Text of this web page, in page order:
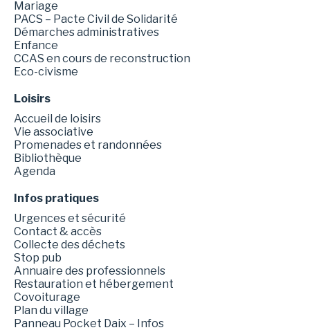
Mariage
PACS – Pacte Civil de Solidarité
Démarches administratives
Enfance
CCAS en cours de reconstruction
Eco-civisme
Loisirs
Accueil de loisirs
Vie associative
Promenades et randonnées
Bibliothèque
Agenda
Infos pratiques
Urgences et sécurité
Contact & accès
Collecte des déchets
Stop pub
Annuaire des professionnels
Restauration et hébergement
Covoiturage
Plan du village
Panneau Pocket Daix – Infos